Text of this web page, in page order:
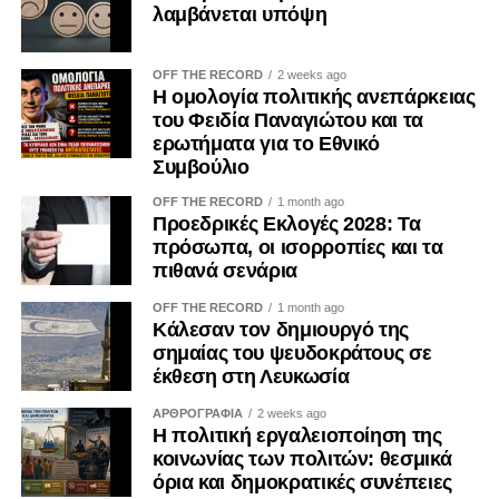
αποφάσεις και να οδηγήσουν σε μορφές «κατάληψης» της
διαδικασίας λήψης αποφάσεων από επιμέρους
συμφέροντα. Ο ΟΟΣΑ έχει επισημάνει ότι η αδιαφανής
άσκηση επιρροής περιορίζει την ακεραιότητα των θεσμών
και υπονομεύει την εμπιστοσύνη των πολιτών.
Η ψηφιακή επικοινωνία διευρύνει περαιτέρω το πεδίο της
αποσπάσματα και χορηγούμενες αναρτήσεις μπορούν να
αναπαράγουν για μεγάλο χρονικό διάστημα μια
περιορισμένη δράση, δημιουργώντας την εντύπωση
αποδοχής. Ο Κανονισμός (ΕΕ) 2024/900 για τη διαφάνεια
και τη στόχευση της πολιτικής διαφήμισης, ο οποίος
εφαρμόζεται κατά το μεγαλύτερο μέρος του από τις 10
του πολιτικού διαφημιστικού περιεχομένου και
γνωστοποίησης του χρηματοδότη. Μολονότι κάθε
ανάρτηση κοινωνικού φορέα δεν συνιστά πολιτική
λαμβάνεται υπόψη
OFF THE RECORD 2 weeks ago
Η ομολογία πολιτικής ανεπάρκειας
του Φειδία Παναγιώτου και τα
ερωτήματα για το Εθνικό
Συμβούλιο
OFF THE RECORD 1 month ago
Προεδρικές Εκλογές 2028: Τα
πρόσωπα, οι ισορροπίες και τα
πιθανά σενάρια
OFF THE RECORD 1 month ago
Κάλεσαν τον δημιουργό της
σημαίας του ψευδοκράτους σε
έκθεση στη Λευκωσία
ΑΡΘΡΟΓΡΑΦΙΑ 2 weeks ago
Η πολιτική εργαλειοποίηση της
κοινωνίας των πολιτών: θεσμικά
όρια και δημοκρατικές συνέπειες